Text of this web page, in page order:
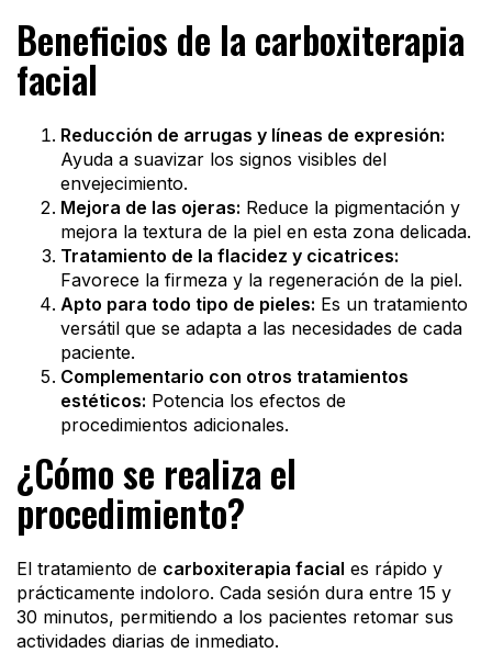
Beneficios de la carboxiterapia
facial
Reducción de arrugas y líneas de expresión:
Ayuda a suavizar los signos visibles del
envejecimiento.
Mejora de las ojeras: Reduce la pigmentación y
mejora la textura de la piel en esta zona delicada.
Tratamiento de la flacidez y cicatrices:
Favorece la firmeza y la regeneración de la piel.
Apto para todo tipo de pieles: Es un tratamiento
versátil que se adapta a las necesidades de cada
paciente.
Complementario con otros tratamientos
estéticos: Potencia los efectos de
procedimientos adicionales.
¿Cómo se realiza el
procedimiento?
El tratamiento de carboxiterapia facial es rápido y
prácticamente indoloro. Cada sesión dura entre 15 y
30 minutos, permitiendo a los pacientes retomar sus
actividades diarias de inmediato.